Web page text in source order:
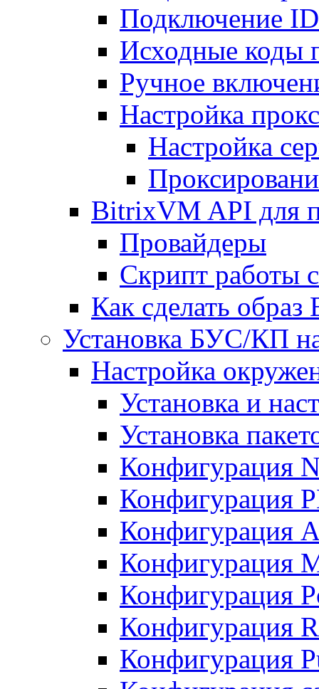
Подключение
Исходные коды
Ручное
Настройка
Настройка
BitrixVM API для
Провайдеры
Скрипт работы
Как сделать
Установка БУС/КП
Настройка
Установка и
Установка
Конфигурация
Конфигурация
Конфигурация
Конфигурация
Конфигурация
Конфигурация
Конфигурация